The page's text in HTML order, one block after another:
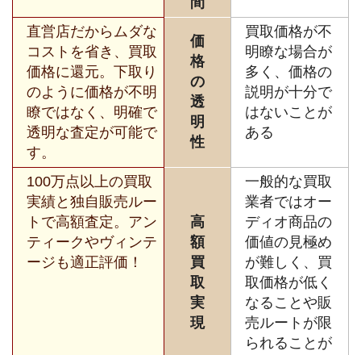
直営店だからムダな
コストを省き、買取
価格に還元。下取り
のように価格が不明
瞭ではなく、明確で
透明な査定が可能で
す。
価
格
の
透
明
性
買取価格が不
明瞭な場合が
多く、価格の
説明が十分で
はないことが
ある
100万点以上の買取
実績と独自販売ルー
トで高額査定。アン
ティークやヴィンテ
ージも適正評価！
高
額
買
取
実
現
一般的な買取
業者ではオー
ディオ商品の
価値の見極め
が難しく、買
取価格が低く
なることや販
売ルートが限
られることが